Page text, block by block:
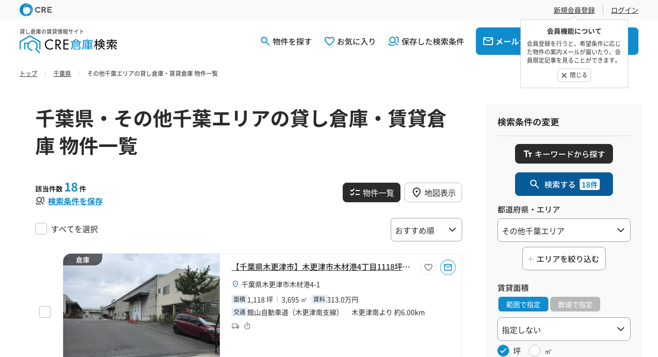
新規会員登録
会員機能について
会員登録を行うと、希望条件に応じ
た物件の案内メールが届いたり、会
員限定記事を見ることができます。
閉じる
ログイン
貸し倉庫の賃貸情報サイト
物件を探す お気に入り 保存した検索条件 メールでお問合せ 電話でお問合せ
トップ 千葉県 その他千葉エリアの貸し倉庫・賃貸倉庫 物件一覧
千葉県・その他千葉エリアの貸し倉庫・賃貸倉
庫 物件一覧
該当件数 18 件
検索条件を保存
物件一覧 地図表示
すべてを選択
倉庫
【千葉県木更津市】木更津市木材港4丁目1118坪倉庫
千葉県木更津市木材港4-1
面積 1,118 坪 3,695 ㎡ 賃料 313.0万円
交通 館山自動車道（木更津南支線） 木更津南より 約6.00km
検索条件の変更
キーワードから探す
検索する 18件
都道府県・エリア
エリアを絞り込む
賃貸面積
範囲で指定 数値で指定
坪 ㎡